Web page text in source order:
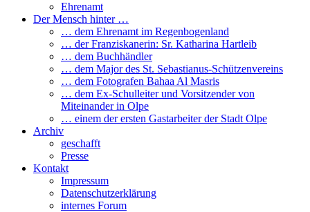
Ehrenamt
Der Mensch hinter …
… dem Ehrenamt im Regenbogenland
… der Franziskanerin: Sr. Katharina Hartleib
… dem Buchhändler
… dem Major des St. Sebastianus-Schützenvereins
… dem Fotografen Bahaa Al Masris
… dem Ex-Schulleiter und Vorsitzender von
Miteinander in Olpe
… einem der ersten Gastarbeiter der Stadt Olpe
Archiv
geschafft
Presse
Kontakt
Impressum
Datenschutzerklärung
internes Forum